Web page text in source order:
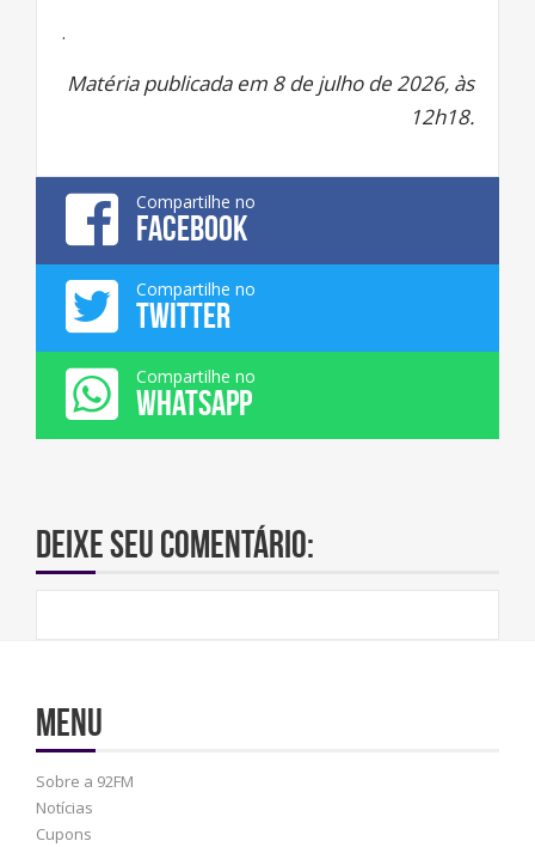
.
Matéria publicada em 8 de julho de 2026, às
12h18.
Compartilhe no
FACEBOOK
Compartilhe no
TWITTER
Compartilhe no
WHATSAPP
Deixe seu comentário:
Menu
Sobre a 92FM
Notícias
Cupons